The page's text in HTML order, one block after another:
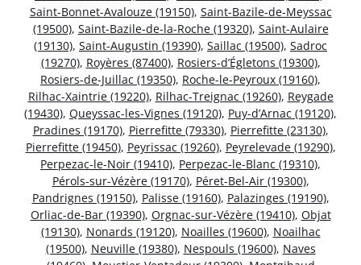
Saint-Bonnet-Avalouze (19150), Saint-Bazile-de-Meyssac
(19500), Saint-Bazile-de-la-Roche (19320), Saint-Aulaire
(19130), Saint-Augustin (19390), Saillac (19500), Sadroc
(19270), Royères (87400), Rosiers-d’Égletons (19300),
Rosiers-de-Juillac (19350), Roche-le-Peyroux (19160),
Rilhac-Xaintrie (19220), Rilhac-Treignac (19260), Reygade
(19430), Queyssac-les-Vignes (19120), Puy-d’Arnac (19120),
Pradines (19170), Pierrefitte (79330), Pierrefitte (23130),
Pierrefitte (19450), Peyrissac (19260), Peyrelevade (19290),
Perpezac-le-Noir (19410), Perpezac-le-Blanc (19310),
Pérols-sur-Vézère (19170), Péret-Bel-Air (19300),
Pandrignes (19150), Palisse (19160), Palazinges (19190),
Orliac-de-Bar (19390), Orgnac-sur-Vézère (19410), Objat
(19130), Nonards (19120), Noailles (19600), Noailhac
(19500), Neuville (19380), Nespouls (19600), Naves